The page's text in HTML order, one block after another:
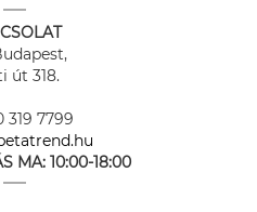
út 318.
319 7799
MA: 10:00-18:00